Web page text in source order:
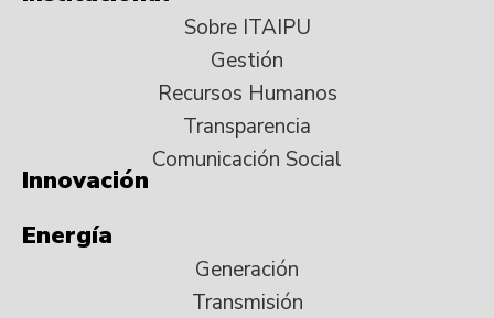
Sobre ITAIPU
Gestión
Recursos Humanos
Transparencia
Comunicación Social
Innovación
Energía
Generación
Transmisión